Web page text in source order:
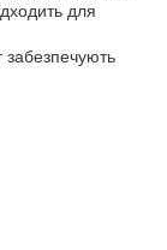
для
забезпечують